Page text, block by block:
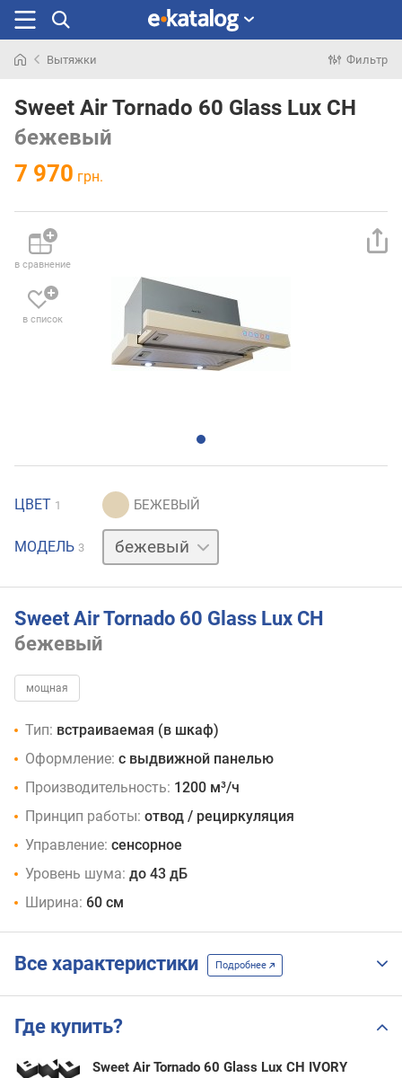
раньше
Вытяжки Фильтр
Sweet Air Tornado 60 Glass Lux CH
бежевый
7 970 грн.
в сравнение
в список
ЦВЕТ 1
МОДЕЛЬ 3
белый
черный
Sweet Air Tornado 60 Glass Lux CH
бежевый
мощная
Тип: встраиваемая (в шкаф)
Оформление: с выдвижной панелью
Производительность: 1200 м³/ч
Принцип работы: отвод / рециркуляция
Управление: сенсорное
Уровень шума: до 43 дБ
Ширина: 60 см
Все характеристики Подробнее
Где купить?
Sweet Air Tornado 60 Glass Lux CH IVORY